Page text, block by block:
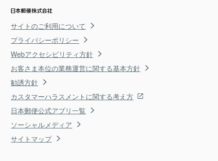
サイトのご利用について
プライバシーポリシー
Webアクセシビリティ方針
お客さま本位の業務運営に関する基本方針
勧誘方針
カスタマーハラスメントに関する考え方
日本郵便公式アプリ一覧
ソーシャルメディア
サイトマップ